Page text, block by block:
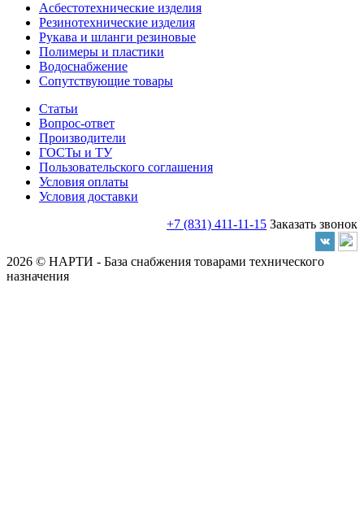
Асбестотехнические изделия
Резинотехнические изделия
Рукава и шланги резиновые
Полимеры и пластики
Водоснабжение
Сопутствующие товары
Статьи
Вопрос-ответ
Производители
ГОСТы и ТУ
Пользовательского соглашения
Условия оплаты
Условия доставки
+7 (831) 411-11-15 Заказать звонок
2026 © НАРТИ - База снабжения товарами технического
назначения